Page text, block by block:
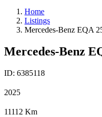
Home
Listings
Mercedes-Benz EQA
Mercedes-Benz
ID: 6385118
2025
11112 Km